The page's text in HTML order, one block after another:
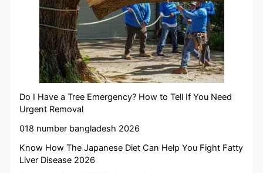
Do I Have a Tree Emergency? How to Tell If You Need
Urgent Removal
018 number bangladesh 2026
Know How The Japanese Diet Can Help You Fight Fatty
Liver Disease 2026